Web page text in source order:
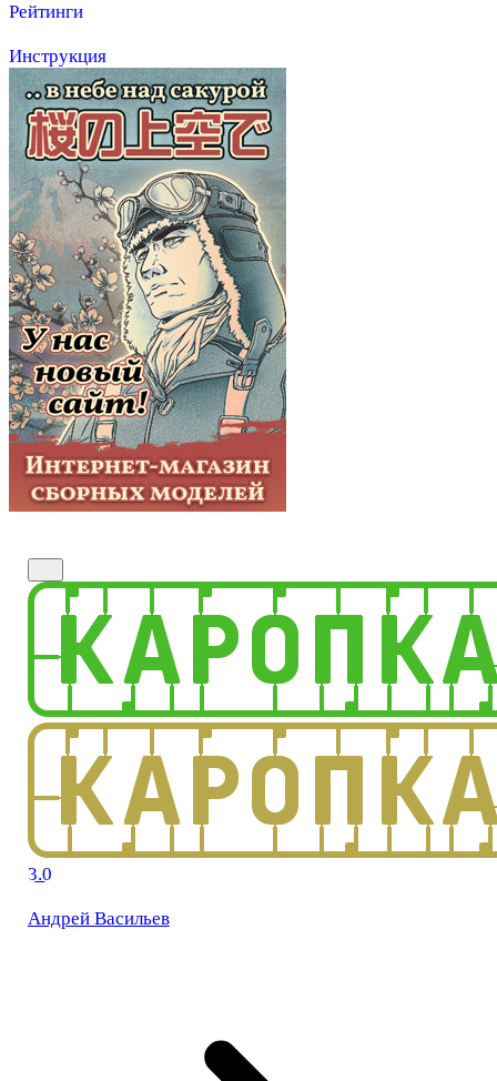
Рейтинги
Инструкция
3.0
Андрей Васильев